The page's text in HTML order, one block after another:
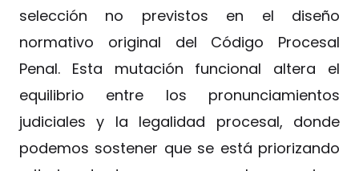
selección no previstos en el diseño
normativo original del Código Procesal
Penal. Esta mutación funcional altera el
equilibrio entre los pronunciamientos
judiciales y la legalidad procesal, donde
podemos sostener que se está priorizando